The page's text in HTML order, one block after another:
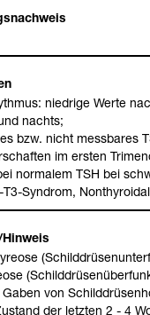
nied­rige Werte
nachts;
bzw. nicht mess­ba­res
im ers­ten
nor­ma­lem TSH bei
​Syn­drom,
von
der letz­ten 2 - 4